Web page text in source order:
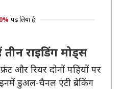
पढ़ लिया है
राइडिंग मोड्स
और रियर दोनों पहियों पर
डुअल-चैनल एंटी ब्रेकिंग